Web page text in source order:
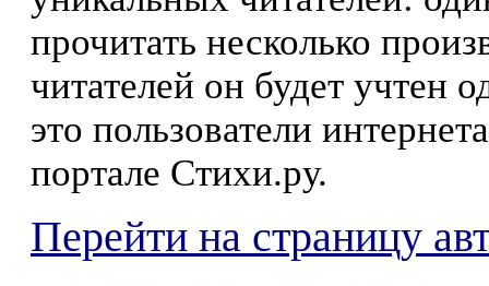
прочитать несколько
читателей он будет учтен
это пользователи
портале Стихи.ру.
Перейти на страницу